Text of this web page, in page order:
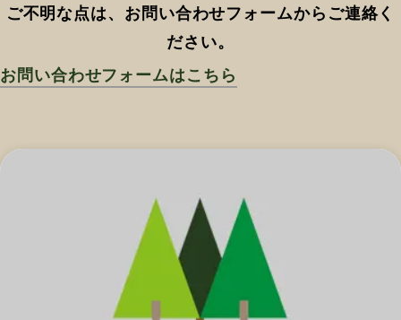
ご不明な点は、お問い合わせフォームからご連絡く
ださい。
お問い合わせフォームはこちら